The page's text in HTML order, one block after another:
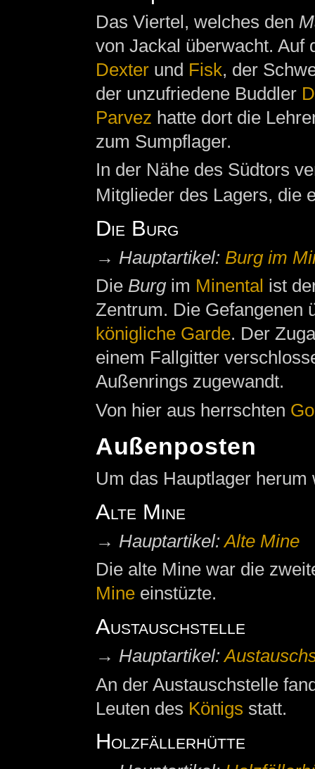
Das Viertel, welches den
von Jackal überwacht. Auf
Dexterund Fisk, der
der unzufriedene Buddler
Parvez hatte dort die
zum Sumpflager.
In der Nähe des Südtors
Mitglieder des Lagers, die
Die Burg
→ Hauptartikel: Burg im
Die Burgim Minental ist
Zentrum. Die Gefangenen
königliche Garde. Der
einem Fallgitter
Außenrings zugewandt.
Von hier aus herrschten
Außenposten
Um das Hauptlager
Alte Mine
→ Hauptartikel:Alte Mine
Die alte Mine war die
Mineeinstüzte.
Austauschstelle
→ Hauptartikel:
An der Austauschstelle
Leuten des Königs statt.
Holzfällerhütte